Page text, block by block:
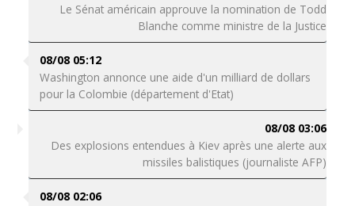
Le Sénat américain approuve la nomination de Todd
Blanche comme ministre de la Justice
08/08 05:12
Washington annonce une aide d'un milliard de dollars
pour la Colombie (département d'Etat)
08/08 03:06
Des explosions entendues à Kiev après une alerte aux
missiles balistiques (journaliste AFP)
08/08 02:06